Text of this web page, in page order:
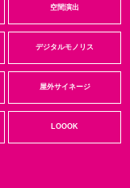
空間演出
デジタルモノリス
屋外サイネージ
LOOOK